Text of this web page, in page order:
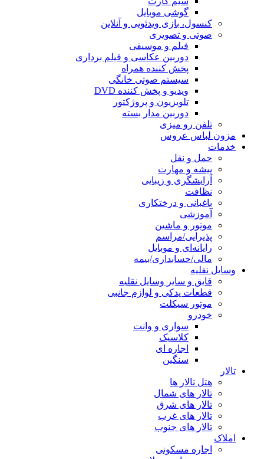
گوشی موبایل
کنسول، بازی‌ ویدئویی و آنلاین
صوتی و تصویری
فیلم و موسیقی
دوربین عکاسی و فیلم برداری
پخش کننده همراه
سیستم صوتی خانگی
ویدیو و پخش کننده DVD
تلویزیون و پروژکتور
دوربین مدار بسته
تلفن رو میزی
مزون لباس عروس
خدمات
حمل و نقل
پیشه و مهارت
آرایشگری و زیبایی
نظافت
باغبانی و درختکاری
آموزشی
موتور و ماشین
پذیرایی/مراسم
رایانه‌ای و موبایل
مالی/حسابداری/بیمه
وسایل نقلیه
قایق و سایر وسایل نقلیه
قطعات یدکی و لوازم جانبی
موتور سیکلت
خودرو
سواری و وانت
کلاسیک
اجاره ای
سنگین
تالار
هتل تالار ها
تالار های شمال
تالار های شرق
تالار های غرب
تالار های جنوب
املاک
اجاره مسکونی